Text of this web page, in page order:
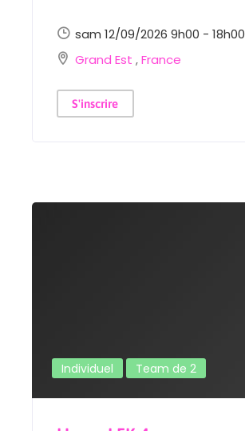
sam 12/09/2026 9h00 - 18h00
Grand Est ,France
S'inscrire
Individuel Team de 2